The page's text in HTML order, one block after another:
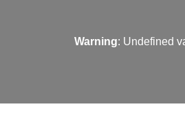
Warning: Undefined